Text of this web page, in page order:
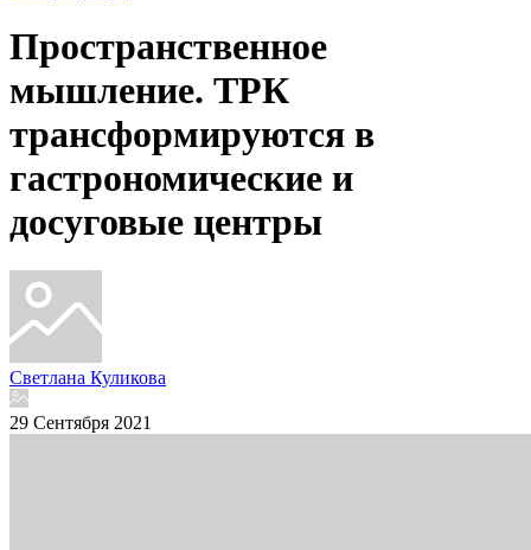
Пространственное
мышление. ТРК
трансформируются в
гастрономические и
досуговые центры
Светлана Куликова
29 Сентября 2021